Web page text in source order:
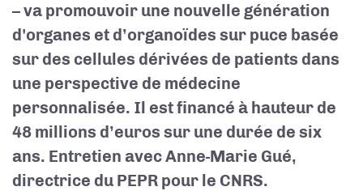
– va promouvoir une nouvelle génération
d'organes et d’organoïdes sur puce basée
sur des cellules dérivées de patients dans
une perspective de médecine
personnalisée. Il est financé à hauteur de
48 millions d’euros sur une durée de six
ans. Entretien avec Anne-Marie Gué,
directrice du PEPR pour le CNRS.